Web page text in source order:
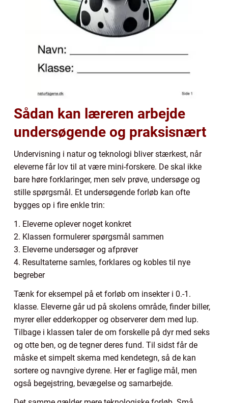
Sådan kan læreren arbejde
undersøgende og praksisnært
Undervisning i natur og teknologi bliver stærkest, når
eleverne får lov til at være mini-forskere. De skal ikke
bare høre forklaringer, men selv prøve, undersøge og
stille spørgsmål. Et undersøgende forløb kan ofte
bygges op i fire enkle trin:
1. Eleverne oplever noget konkret
2. Klassen formulerer spørgsmål sammen
3. Eleverne undersøger og afprøver
4. Resultaterne samles, forklares og kobles til nye
begreber
Tænk for eksempel på et forløb om insekter i 0.-1.
klasse. Eleverne går ud på skolens område, finder biller,
myrer eller edderkopper og observerer dem med lup.
Tilbage i klassen taler de om forskelle på dyr med seks
og otte ben, og de tegner deres fund. Til sidst får de
måske et simpelt skema med kendetegn, så de kan
sortere og navngive dyrene. Her er faglige mål, men
også begejstring, bevægelse og samarbejde.